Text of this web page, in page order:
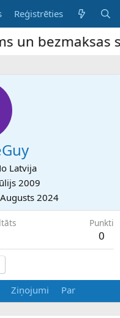
Reģistrēties
bezmaksas
Latvija
2009
2024
Punkti
0
Ziņojumi Par